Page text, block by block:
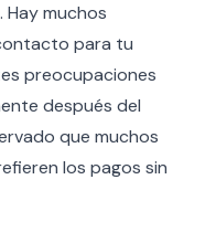
muchos
para tu
preocupaciones
después del
que muchos
los pagos sin